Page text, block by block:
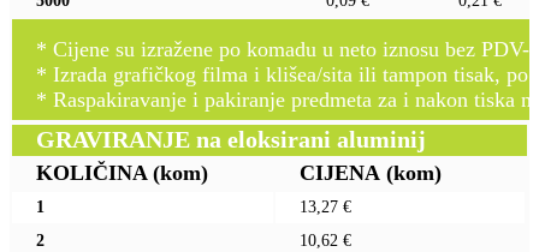
* Cijene su izražene po komadu u neto iznosu bez PDV-
* Izrada grafičkog filma i klišea/sita ili tampon tisak, po
* Raspakiravanje i pakiranje predmeta za i nakon tiska
GRAVIRANJE na eloksirani aluminij
KOLIČINA (kom) CIJENA (kom)
1
13,27 €
2
10,62 €